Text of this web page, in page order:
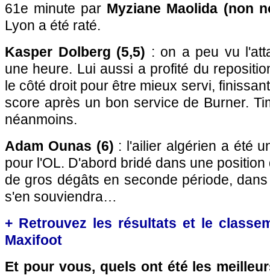
61e minute par Myziane Maolida (non
Lyon a été raté.
Kasper Dolberg (5,5) : on a peu vu
une heure. Lui aussi a profité du
le côté droit pour être mieux servi,
score après un bon service de Burner.
néanmoins.
Adam Ounas (6) : l'ailier algérien a été
pour l'OL. D'abord bridé dans une
de gros dégâts en seconde période,
s'en souviendra…
+ Retrouvez les résultats et le
Maxifoot
Et pour vous, quels ont été les